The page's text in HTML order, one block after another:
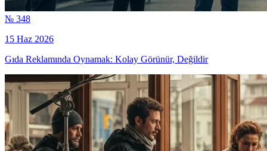
№ 348
15 Haz 2026
Gıda Reklamında Oynamak: Kolay Görünür, Değildir